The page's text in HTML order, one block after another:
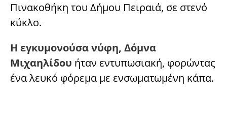
Πινακοθήκη του Δήμου Πειραιά, σε στενό
κύκλο.
Η εγκυμονούσα νύφη, Δόμνα
Μιχαηλίδου ήταν εντυπωσιακή, φορώντας
ένα λευκό φόρεμα με ενσωματωμένη κάπα.